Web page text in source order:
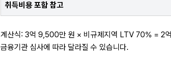
취득비용 포함 참고
계산식: 3억 9,500만 원 × 비규제지역 LTV 70% = 2
금융기관 심사에 따라 달라질 수 있습니다.